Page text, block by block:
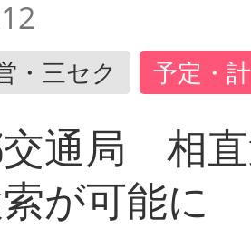
・三セク 予定・
通局 相
が可能に